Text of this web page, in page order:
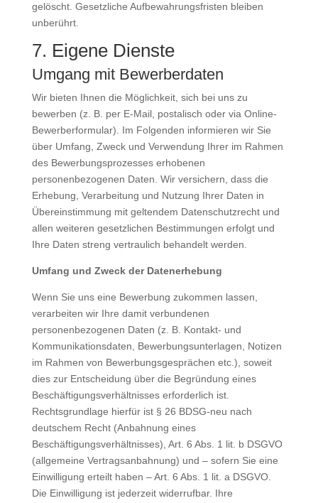
gelöscht. Gesetzliche Aufbewahrungsfristen bleiben
unberührt.
7. Eigene Dienste
Umgang mit Bewerberdaten
Wir bieten Ihnen die Möglichkeit, sich bei uns zu
bewerben (z. B. per E-Mail, postalisch oder via Online-
Bewerberformular). Im Folgenden informieren wir Sie
über Umfang, Zweck und Verwendung Ihrer im Rahmen
des Bewerbungsprozesses erhobenen
personenbezogenen Daten. Wir versichern, dass die
Erhebung, Verarbeitung und Nutzung Ihrer Daten in
Übereinstimmung mit geltendem Datenschutzrecht und
allen weiteren gesetzlichen Bestimmungen erfolgt und
Ihre Daten streng vertraulich behandelt werden.
Umfang und Zweck der Datenerhebung
Wenn Sie uns eine Bewerbung zukommen lassen,
verarbeiten wir Ihre damit verbundenen
personenbezogenen Daten (z. B. Kontakt- und
Kommunikationsdaten, Bewerbungsunterlagen, Notizen
im Rahmen von Bewerbungsgesprächen etc.), soweit
dies zur Entscheidung über die Begründung eines
Beschäftigungsverhältnisses erforderlich ist.
Rechtsgrundlage hierfür ist § 26 BDSG-neu nach
deutschem Recht (Anbahnung eines
Beschäftigungsverhältnisses), Art. 6 Abs. 1 lit. b DSGVO
(allgemeine Vertragsanbahnung) und – sofern Sie eine
Einwilligung erteilt haben – Art. 6 Abs. 1 lit. a DSGVO.
Die Einwilligung ist jederzeit widerrufbar. Ihre